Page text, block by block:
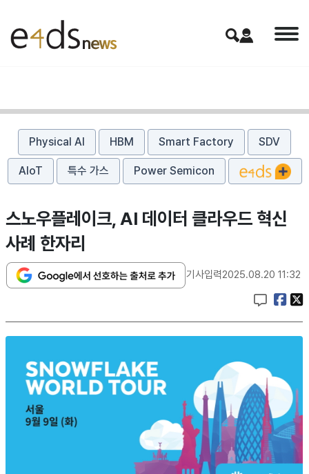
Physical AI HBM Smart Factory SDV
AIoT 특수 가스 Power Semicon
스노우플레이크, AI 데이터 클라우드 혁신
사례 한자리
기사입력2025.08.20 11:32